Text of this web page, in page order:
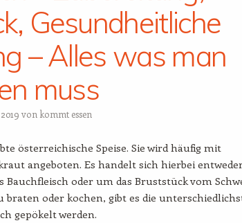
Gesundheitliche
– Alles was man
muss
von kommt essen
österreichische Speise. Sie wird häufig mit
angeboten. Es handelt sich hierbei
Bauchfleisch oder um das Bruststück vom
braten oder kochen, gibt es die
gepökelt werden.